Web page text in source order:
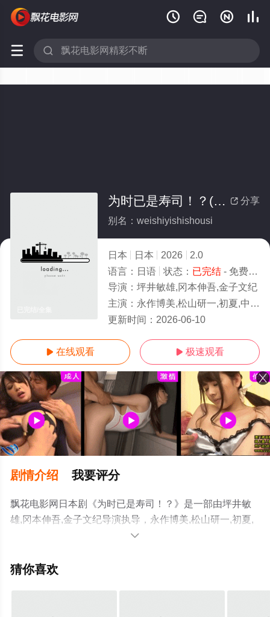
   
 
 分享
为时已是寿司！？(全集)
别名：weishiyishishousi
日本 日本 2026
2.0
语言： 日语 状态： 已完结- 免费在线观看
导演： 坪井敏雄,冈本伸吾,金子文纪
主演： 永作博美,松山研一,初夏,中泽元纪,山时聪真,柴田杏花,平井まさあき,猫背椿,关根勤,有働由美子,佐野史郎
更新时间： 2026-06-10
 在线观看  极速观看
剧情介绍 我要评分
飘花电影网日本剧《为时已是寿司！？》是一部由坪井敏
雄,冈本伸吾,金子文纪导演执导，永作博美,松山研一,初夏,
中泽元纪,山时聪真,柴田杏花,平井まさあき,猫背椿,关根勤,
局剧情已揭晓（已完结），手机免费观看高清无删减完整

猜你喜欢